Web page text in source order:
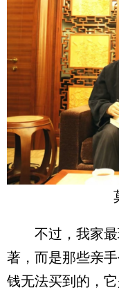
不过，我家最
著，而是那些亲
钱无法买到的，